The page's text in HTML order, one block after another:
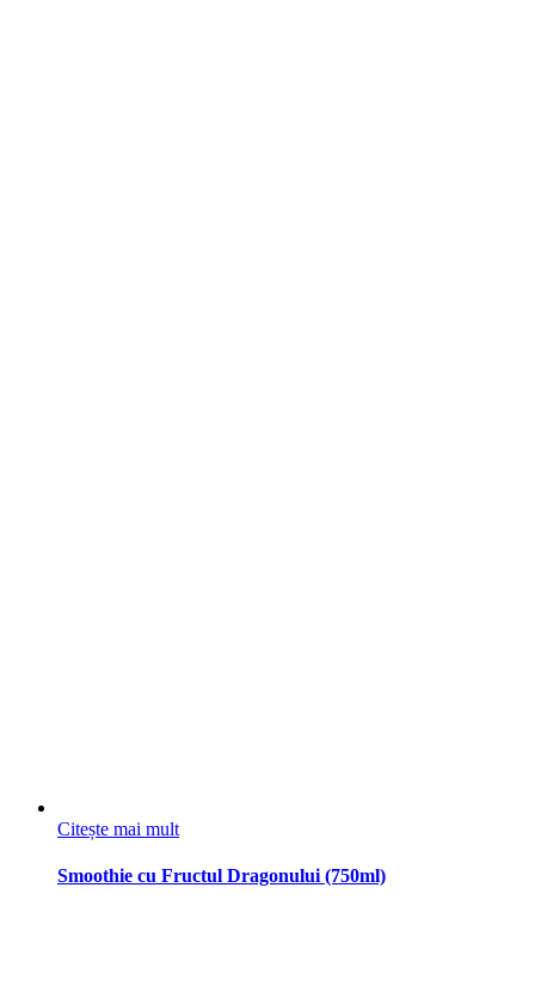
Citește mai mult
Smoothie cu Fructul Dragonului (750ml)